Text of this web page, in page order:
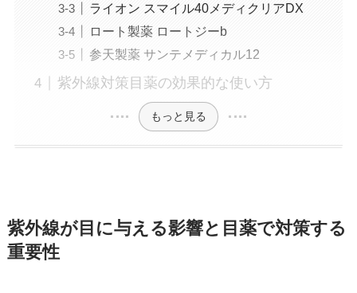
ライオン スマイル40メディクリアDX
ロート製薬 ロートジーb
参天製薬 サンテメディカル12
紫外線対策目薬の効果的な使い方
もっと見る
紫外線が目に与える影響と目薬で対策する
重要性